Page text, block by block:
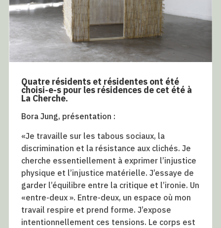
Quatre résidents et résidentes ont été
choisi-e-s pour les résidences de cet été à
La Cherche.
Bora Jung, présentation :
«Je travaille sur les tabous sociaux, la
discrimination et la résistance aux clichés. Je
cherche essentiellement à exprimer l’injustice
physique et l’injustice matérielle. J’essaye de
garder l’équilibre entre la critique et l’ironie. Un
«entre-deux ». Entre-deux, un espace où mon
travail respire et prend forme. J’expose
intentionnellement ces tensions. Le corps est